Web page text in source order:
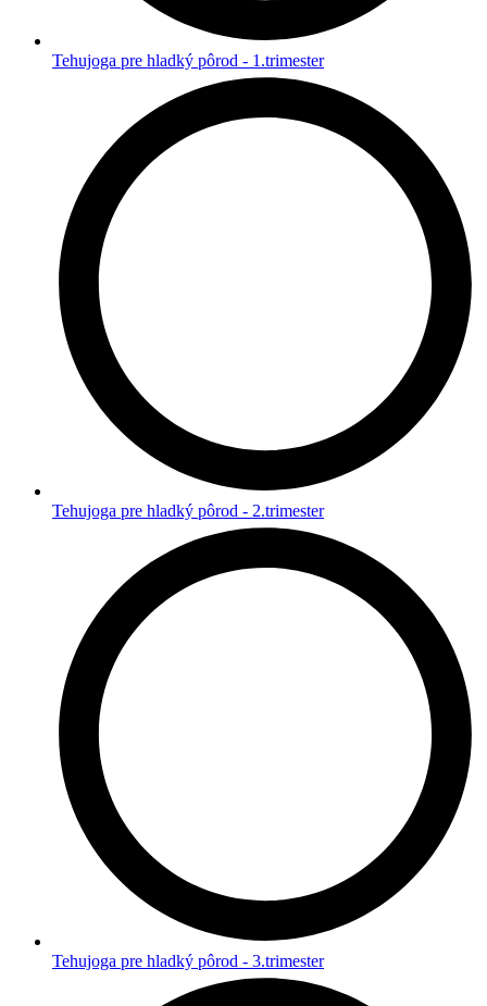
Tehujoga pre hladký pôrod - 1.trimester
Tehujoga pre hladký pôrod - 2.trimester
Tehujoga pre hladký pôrod - 3.trimester